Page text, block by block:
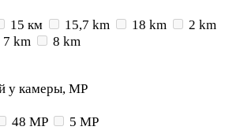
15 км 15,7 km 18 km
2 km
7 km
8 km
у камеры, MP
48 MP
5 MP